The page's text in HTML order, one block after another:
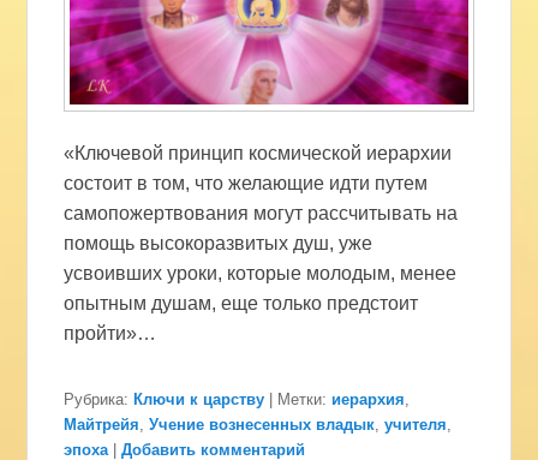
«Ключевой принцип космической иерархии
состоит в том, что желающие идти путем
самопожертвования могут рассчитывать на
помощь высокоразвитых душ, уже
усвоивших уроки, которые молодым, менее
опытным душам, еще только предстоит
пройти»…
Рубрика: Ключи к царству Метки: иерархия
Майтрейя ,Учение вознесенных владык ,учителя
эпоха
|Добавить комментарий